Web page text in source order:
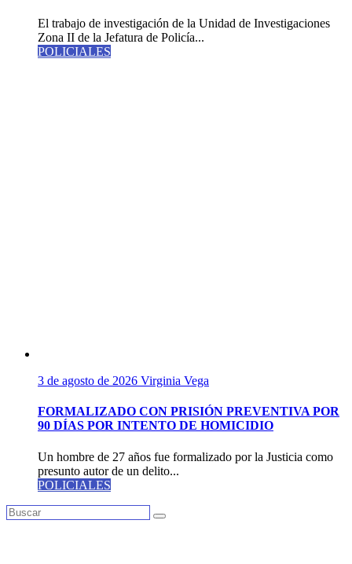
El trabajo de investigación de la Unidad de Investigaciones
Zona II de la Jefatura de Policía...
POLICIALES
3 de agosto de 2026 Virginia Vega
FORMALIZADO CON PRISIÓN PREVENTIVA POR
90 DÍAS POR INTENTO DE HOMICIDIO
Un hombre de 27 años fue formalizado por la Justicia como
presunto autor de un delito...
POLICIALES